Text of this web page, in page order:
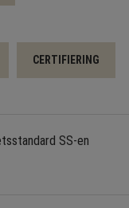
CERTIFIERING
SS-en